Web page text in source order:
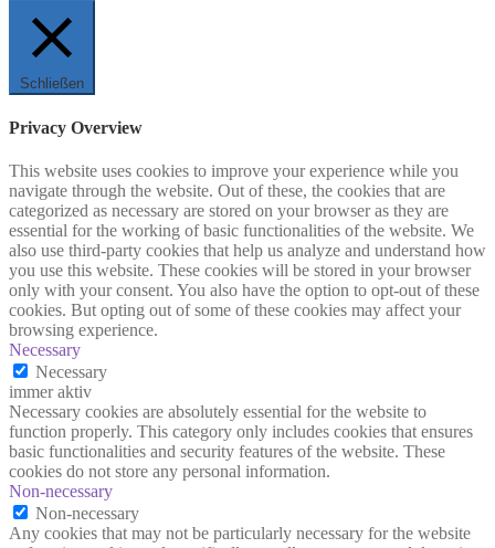
Schließen
Privacy Overview
This website uses cookies to improve your experience while you
navigate through the website. Out of these, the cookies that are
categorized as necessary are stored on your browser as they are
essential for the working of basic functionalities of the website. We
also use third-party cookies that help us analyze and understand how
you use this website. These cookies will be stored in your browser
only with your consent. You also have the option to opt-out of these
cookies. But opting out of some of these cookies may affect your
browsing experience.
Necessary
Necessary
immer aktiv
Necessary cookies are absolutely essential for the website to
function properly. This category only includes cookies that ensures
basic functionalities and security features of the website. These
cookies do not store any personal information.
Non-necessary
Non-necessary
Any cookies that may not be particularly necessary for the website